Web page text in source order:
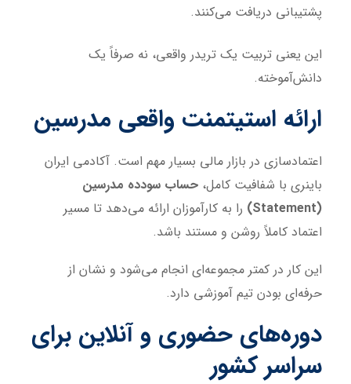
پشتیبانی دریافت می‌کنند.
این یعنی تربیت یک تریدر واقعی، نه صرفاً یک
دانش‌آموخته.
ارائه استیتمنت واقعی مدرسین
اعتمادسازی در بازار مالی بسیار مهم است. آکادمی ایران
باینری با شفافیت کامل،حساب سودده مدرسین
(Statement)
را به کارآموزان ارائه می‌دهد تا مسیر
اعتماد کاملاً روشن و مستند باشد.
این کار در کمتر مجموعه‌ای انجام می‌شود و نشان از
حرفه‌ای بودن تیم آموزشی دارد.
دوره‌های حضوری و آنلاین برای
سراسر کشور